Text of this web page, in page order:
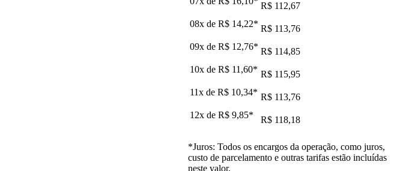
R$ 112,67
08x de R$ 14,22* R$ 113,76
09x de R$ 12,76* R$ 114,85
10x de R$ 11,60* R$ 115,95
11x de R$ 10,34* R$ 113,76
12x de R$ 9,85* R$ 118,18
*Juros: Todos os encargos da operação, como juros,
custo de parcelamento e outras tarifas estão incluídas
neste valor.